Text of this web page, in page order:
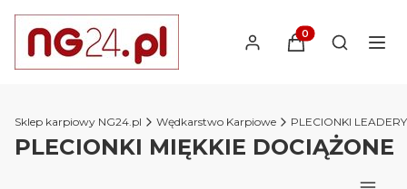
Produkty w
Otwórz
Sklep karpiowy NG24.pl Wędkarstwo Karpiowe PLECIONKI
PLECIONKI MIĘKKIE DOCIĄŻONE